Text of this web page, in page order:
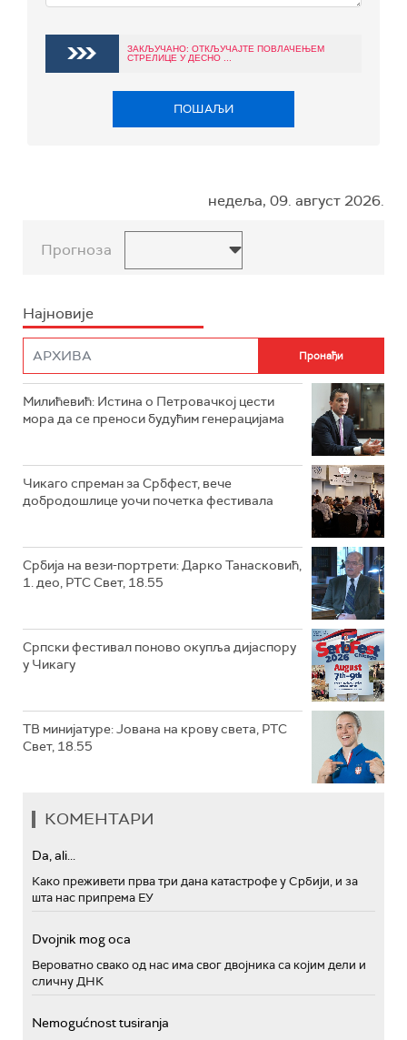
ЗАКЉУЧАНО: ОТКЉУЧАЈТЕ ПОВЛАЧЕЊЕМ
СТРЕЛИЦЕ У ДЕСНО ...
ПОШАЉИ
недеља, 09. август 2026.
Прогноза
Најновије
Милићевић: Истина о Петровачкој цести
мора да се преноси будућим генерацијама
Чикаго спреман за Србфест, вече
добродошлице уочи почетка фестивала
Србија на вези-портрети: Дарко Танасковић,
1. део, РТС Свет, 18.55
Српски фестивал поново окупља дијаспору
у Чикагу
ТВ минијатуре: Јована на крову света, РТС
Свет, 18.55
КОМЕНТАРИ
Da, ali...
Како преживети прва три дана катастрофе у Србији, и за
шта нас припрема ЕУ
Dvojnik mog oca
Вероватно свако од нас има свог двојника са којим дели и
сличну ДНК
Nemogućnost tusiranja